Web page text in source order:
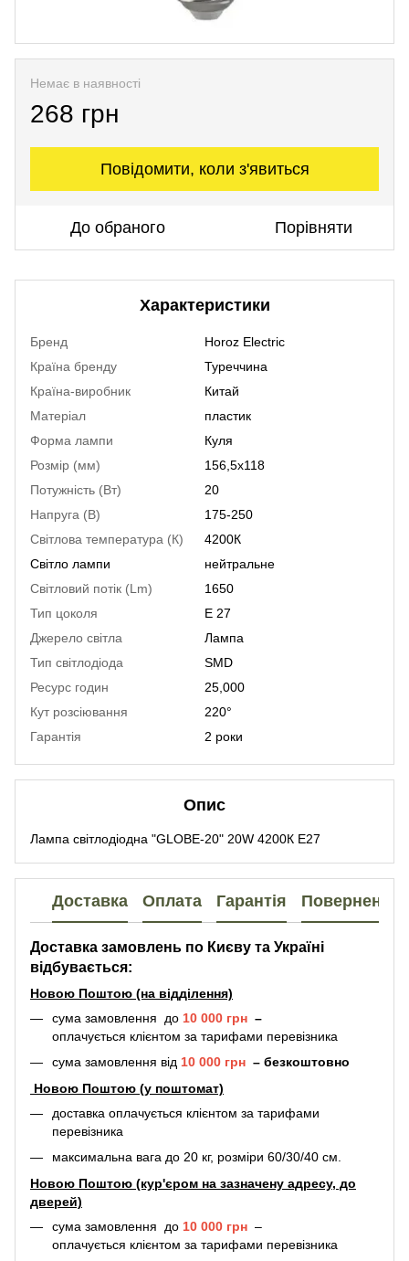
Немає в наявності
268 грн
Повідомити, коли з'явиться
До обраного Порівняти
Характеристики
Бренд
Horoz Electric
Країна бренду
Туреччина
Країна-виробник
Китай
Матеріал
пластик
Форма лампи
Куля
Розмір (мм)
156,5х118
Потужність (Вт)
20
Напруга (В)
175-250
Світлова температура (К)
4200К
Світло лампи
нейтральне
Світловий потік (Lm)
1650
Тип цоколя
Е 27
Джерело світла
Лампа
Тип світлодіода
SMD
Ресурс годин
25,000
Кут розсіювання
220°
Гарантія
2 роки
Опис
Лампа світлодіодна "GLOBE-20" 20W 4200К E27
Доставка Оплата Гарантія Повернення
Доставка замовлень по Києву та Україні
відбувається:
Новою Поштою (на відділення)
сума замовлення до 10 000 грн –
оплачується клієнтом за тарифами перевізника
сума замовлення від 10 000 грн – безкоштовно
Новою Поштою (у поштомат)
доставка оплачується клієнтом за тарифами
перевізника
максимальна вага до 20 кг, розміри 60/30/40 см.
Новою Поштою (кур'єром на зазначену адресу, до
дверей)
сума замовлення до 10 000 грн –
оплачується клієнтом за тарифами перевізника